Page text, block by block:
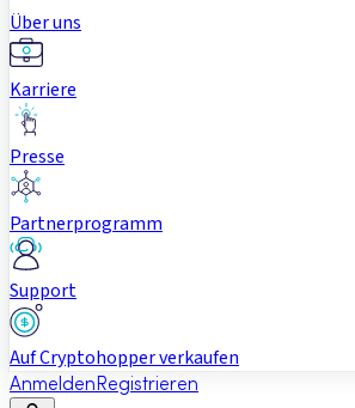
Über uns
Karriere
Presse
Partnerprogramm
Support
Auf Cryptohopper verkaufen
Anmelden Registrieren